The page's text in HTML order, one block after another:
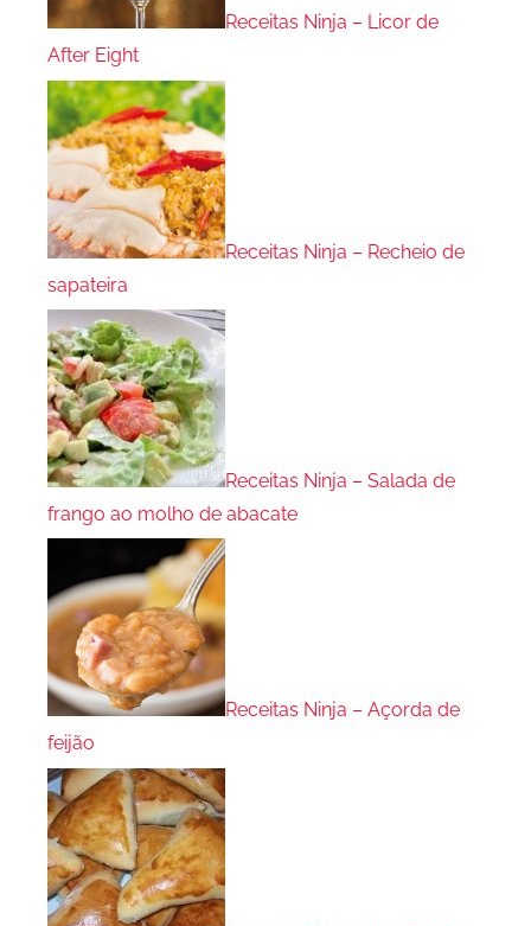
Receitas Ninja – Licor de
After Eight
Receitas Ninja – Recheio de
sapateira
Receitas Ninja – Salada de
frango ao molho de abacate
Receitas Ninja – Açorda de
feijão